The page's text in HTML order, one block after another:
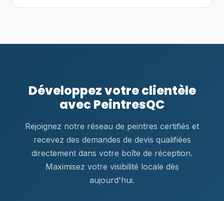
Développez votre clientèle
avec PeintresQC
Rejoignez notre réseau de peintres certifiés et
recevez des demandes de devis qualifiées
directement dans votre boîte de réception.
Maximisez votre visibilité locale dès
aujourd'hui.